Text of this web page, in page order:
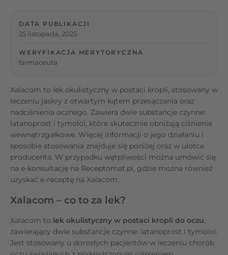
DATA PUBLIKACJI
25 listopada, 2025
WERYFIKACJA MERYTORYCZNA
farmaceuta
Xalacom to lek okulistyczny w postaci kropli, stosowany w
leczeniu jaskry z otwartym kątem przesączania oraz
nadciśnienia ocznego. Zawiera dwie substancje czynne:
latanoprost i tymolol, które skutecznie obniżają ciśnienie
wewnątrzgałkowe. Więcej informacji o jego działaniu i
sposobie stosowania znajduje się poniżej oraz w ulotce
producenta. W przypadku wątpliwości można umówić się
na e-konsultację na Receptomat.pl, gdzie można również
uzyskać e-receptę na Xalacom.
Xalacom – co to za lek?
Xalacom to lek okulistyczny w postaci kropli do oczu,
zawierający dwie substancje czynne: latanoprost i tymolol.
Jest stosowany u dorosłych pacjentów w leczeniu chorób